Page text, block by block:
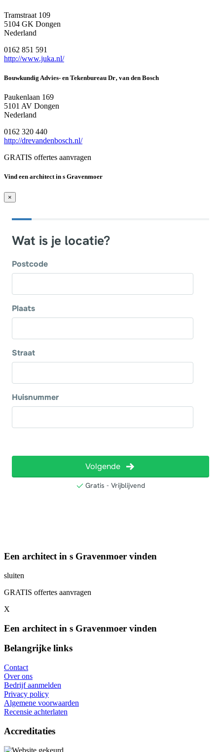
Tramstraat 109
5104 GK Dongen
Nederland
0162 851 591
http://www.juka.nl/
Bouwkundig Advies- en Tekenbureau Dr‚ van den Bosch
Paukenlaan 169
5101 AV Dongen
Nederland
0162 320 440
http://drevandenbosch.nl/
GRATIS offertes aanvragen
Vind een architect in s Gravenmoer
×
Een architect in s Gravenmoer vinden
sluiten
GRATIS offertes aanvragen
X
Een architect in s Gravenmoer vinden
Belangrijke links
Contact
Over ons
Bedrijf aanmelden
Privacy policy
Algemene voorwaarden
Recensie achterlaten
Accreditaties